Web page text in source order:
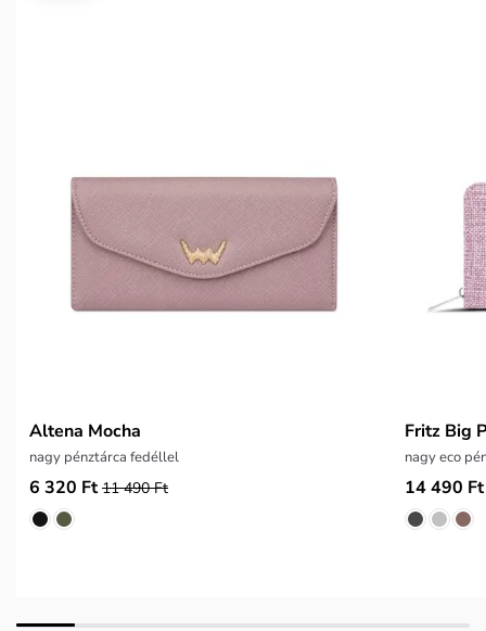
Altena Mocha
nagy pénztárca fedéllel
6 320 Ft 11 490 Ft
Fritz Big
nagy eco
14 490 Ft